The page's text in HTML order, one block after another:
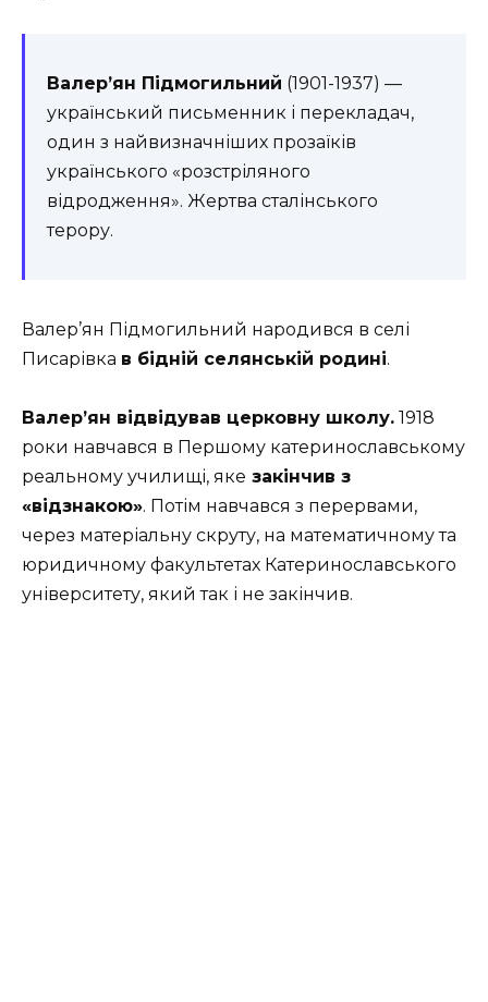
Валер’ян Підмогильний (1901-1937) —
український письменник і перекладач,
один з найвизначніших прозаїків
українського «розстріляного
відродження». Жертва сталінського
терору.
Валер’ян Підмогильний народився в селі
Писарівка в бідній селянській родині.
Валер’ян відвідував церковну школу. 1918
роки навчався в Першому катеринославському
реальному училищі, яке закінчив з
«відзнакою». Потім навчався з перервами,
через матеріальну скруту, на математичному та
юридичному факультетах Катеринославського
університету, який так і не закінчив.